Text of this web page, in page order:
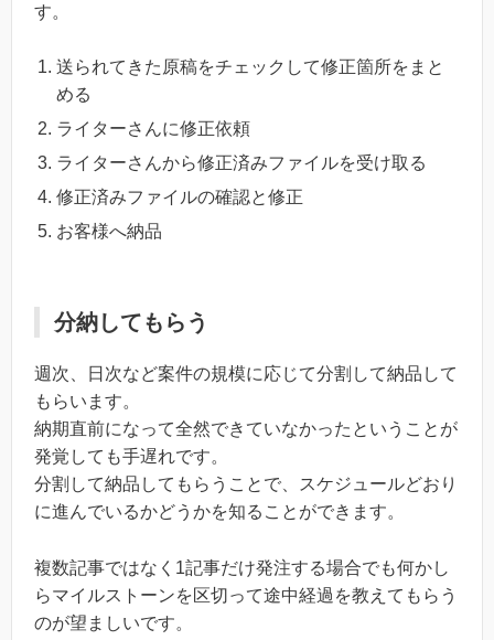
す。
送られてきた原稿をチェックして修正箇所をまと
める
ライターさんに修正依頼
ライターさんから修正済みファイルを受け取る
修正済みファイルの確認と修正
お客様へ納品
分納してもらう
週次、日次など案件の規模に応じて分割して納品して
もらいます。
納期直前になって全然できていなかったということが
発覚しても手遅れです。
分割して納品してもらうことで、スケジュールどおり
に進んでいるかどうかを知ることができます。
複数記事ではなく1記事だけ発注する場合でも何かし
らマイルストーンを区切って途中経過を教えてもらう
のが望ましいです。